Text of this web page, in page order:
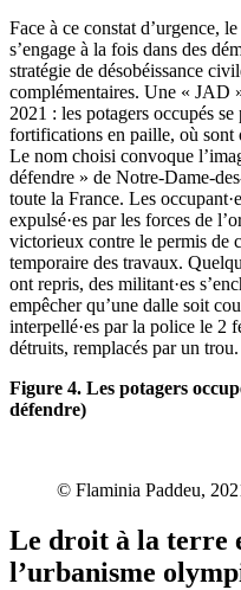
Face à ce constat d’urgence,
s’engage à la fois dans des
stratégie de désobéissance
complémentaires. Une « JAD
2021 : les potagers occupés
fortifications en paille, où sont
Le nom choisi convoque
défendre » de Notre-Dame-
toute la France. Les
expulsé·es par les forces de
victorieux contre le permis de
temporaire des travaux.
ont repris, des militant·es
empêcher qu’une dalle soit
interpellé·es par la police le 2
détruits, remplacés par un trou.
Figure 4. Les potagers
défendre)
© Flaminia Paddeu,
Le droit à la terre
l’urbanisme